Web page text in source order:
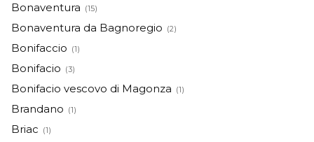
Bonaventura (15)
Bonaventura da Bagnoregio (2)
Bonifaccio (1)
Bonifacio (3)
Bonifacio vescovo di Magonza (1)
Brandano (1)
Briac (1)